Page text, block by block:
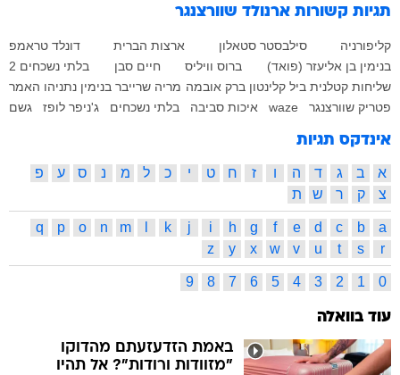
תגיות קשורות ארנולד שוורצנגר
קליפורניה סילבסטר סטאלון ארצות הברית
דונלד טראמפ
בנימין בן אליעזר (פואד)
ברוס וויליס חיים סבן
בלתי נשכחים 2
שליחות קטלנית ביל קלינטון ברק אובמה מריה שרייבר בנימין נתניהו האמר
פטריק שוורצנגר
waze איכות סביבה בלתי נשכחים ג'ניפר לופז גשם
אינדקס תגיות
א ב ג ד ה ו ז ח ט י כ ל מ נ ס ע
פ
צ
ק ר ש ת
a
b
c
d
e
f
g
h
i
j
k
m
n
o
p
q
r
s
t
u
v
w
x
y
z
0
1
2
3
4
5
6
7
8
9
עוד בוואלה
באמת הזדעזעתם מהדוקו
"מזוודות ורודות"? אל תהיו